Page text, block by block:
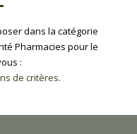
dans la catégorie
Pharmacies pour le
:
de critères.